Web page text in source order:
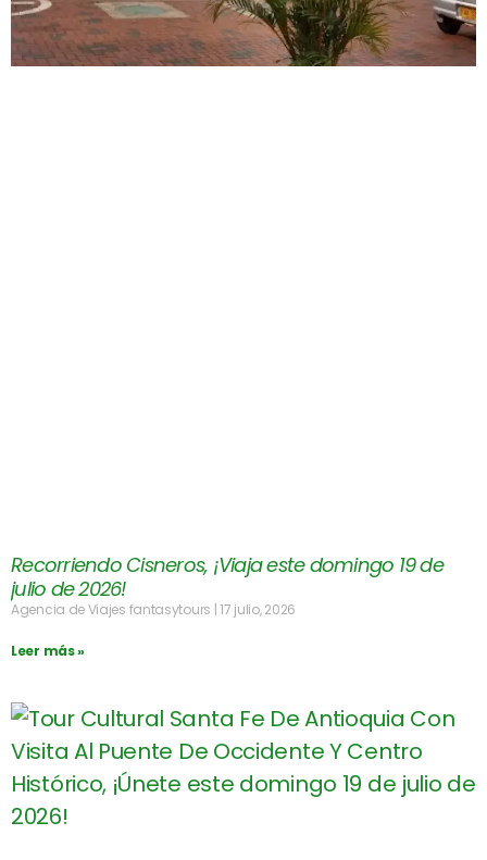
Recorriendo Cisneros, ¡Viaja este domingo 19 de
julio de 2026!
Agencia de Viajes fantasytours 17 julio, 2026
Leer más »